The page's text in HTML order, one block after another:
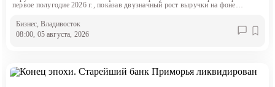
первое полугодие 2026 г., показав двузначный рост выручки на фоне
Бизнес, Владивосток
08:00, 05 августа, 2026